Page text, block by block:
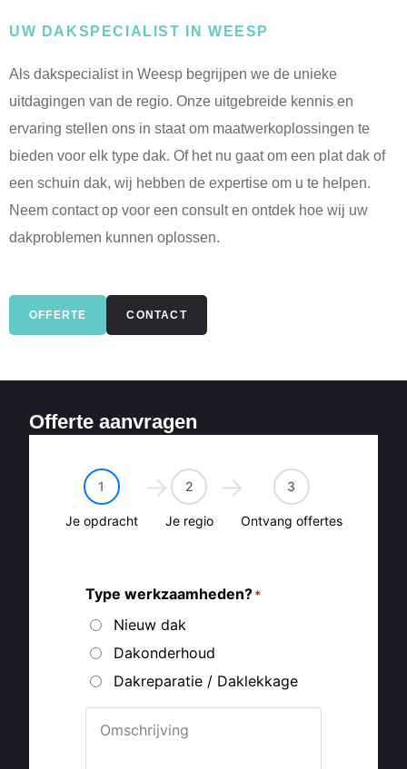
UW DAKSPECIALIST IN WEESP
Als dakspecialist in Weesp begrijpen we de unieke
uitdagingen van de regio. Onze uitgebreide kennis en
ervaring stellen ons in staat om maatwerkoplossingen te
bieden voor elk type dak. Of het nu gaat om een plat dak of
een schuin dak, wij hebben de expertise om u te helpen.
Neem contact op voor een consult en ontdek hoe wij uw
dakproblemen kunnen oplossen.
OFFERTE CONTACT
Offerte aanvragen